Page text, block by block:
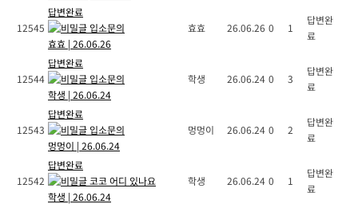
12545
답변완료
입소문의
효효 | 26.06.26
효효 26.06.26 0 1
답변완
료
12544
답변완료
입소문의
학생 | 26.06.24
학생 26.06.24 0 3
답변완
료
12543
답변완료
입소문의
멍멍이 | 26.06.24
멍멍이 26.06.24 0 2
답변완
료
12542
답변완료
코코 어디 있나요
학생 | 26.06.24
학생 26.06.24 0 1
답변완
료